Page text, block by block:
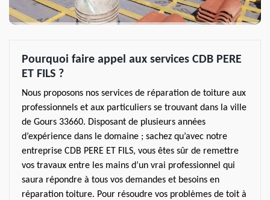
Pourquoi faire appel aux services CDB PERE
ET FILS ?
Nous proposons nos services de réparation de toiture aux
professionnels et aux particuliers se trouvant dans la ville
de Gours 33660. Disposant de plusieurs années
d’expérience dans le domaine ; sachez qu’avec notre
entreprise CDB PERE ET FILS, vous êtes sûr de remettre
vos travaux entre les mains d’un vrai professionnel qui
saura répondre à tous vos demandes et besoins en
réparation toiture. Pour résoudre vos problèmes de toit à